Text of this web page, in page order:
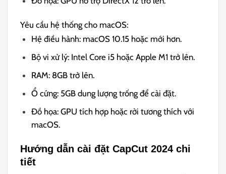
Yêu cầu hệ thống cho macOS:
Hệ điều hành: macOS 10.15 hoặc mới hơn.
Bộ vi xử lý: Intel Core i5 hoặc Apple M1 trở lên.
RAM: 8GB trở lên.
Ổ cứng: 5GB dung lượng trống để cài đặt.
Đồ họa: GPU tích hợp hoặc rời tương thích với
macOS.
Hướng dẫn cài đặt CapCut 2024 chi
tiết